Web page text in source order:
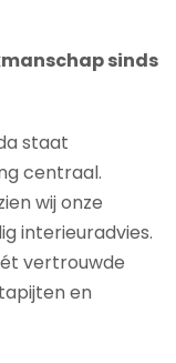
sinds
staat
centraal.
wij onze
interieuradvies.
vertrouwde
en